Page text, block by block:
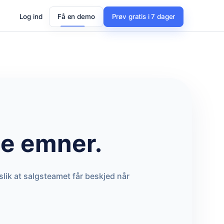
Log ind Få en demo Prøv gratis i 7 dager
emner.
at salgsteamet får beskjed når